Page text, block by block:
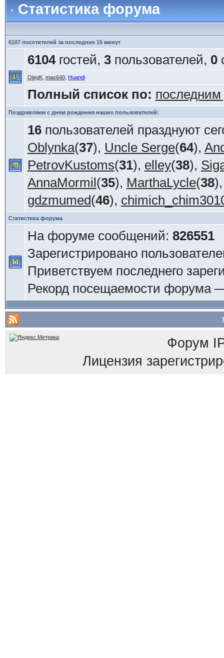
Статистика форума
6107 посетителей за последние 15 минут
6104гостей, 3пользователей, 0
OlegK, max640, Huandi
Полный список по:
Поздравляем с днем рождения наших пользователей:
16пользователей празднуют
Oblynka(37), Uncle Serge(64),
PetrovKustoms(31), elley(38),
AnnaMormil(35), MarthaLycle(38
gdzmumed(46),
Статистика форума
На форуме сообщений: 826551
Зарегистрировано
Приветствуем последнего
Рекорд посещаемости форума
Форум
Лицензия